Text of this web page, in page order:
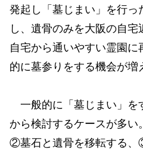
発起し「墓じまい」を行っ
し、遺骨のみを大阪の自宅
自宅から通いやすい霊園
的に墓参りをする機会が増
一般的に「墓じまい」を
から検討するケースが多い
②墓石と遺骨を移転する、